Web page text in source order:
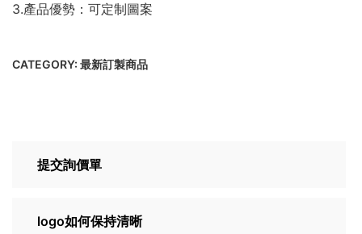
3.產品優勢：可定制圖案
CATEGORY: 最新訂製商品
提交詢價單
logo如何保持清晰